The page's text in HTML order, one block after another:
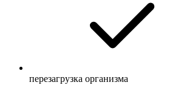
перезагрузка организма